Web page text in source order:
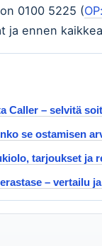
0100 5225 (
ja ennen
Caller – selvitä
se ostamisen
tarjoukset ja
– vertailu